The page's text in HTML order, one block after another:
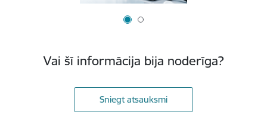
Vai šī informācija bija noderīga?
Sniegt atsauksmi